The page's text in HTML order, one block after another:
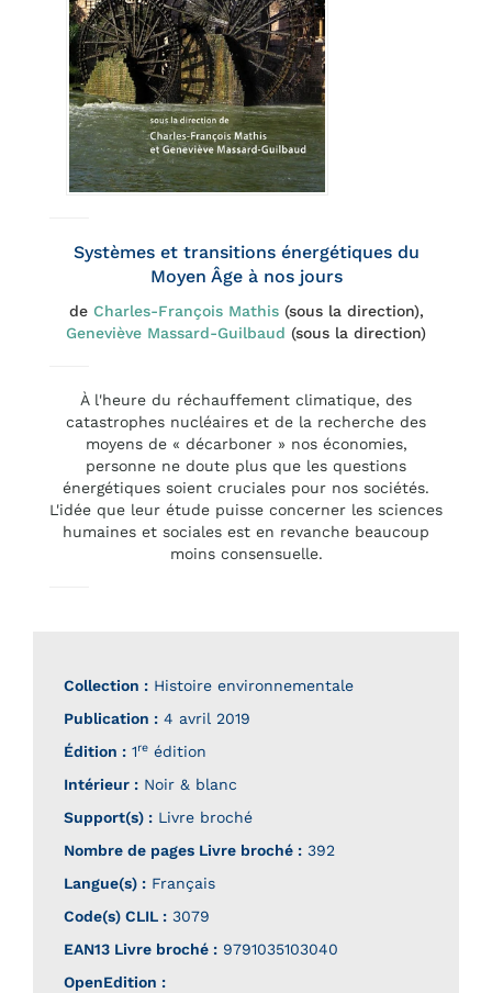
Systèmes et transitions énergétiques du
Moyen Âge à nos jours
de Charles-François Mathis(sous la direction),
Geneviève Massard-Guilbaud (sous la direction)
À l'heure du réchauffement climatique, des
catastrophes nucléaires et de la recherche des
moyens de « décarboner » nos économies,
personne ne doute plus que les questions
énergétiques soient cruciales pour nos sociétés.
L'idée que leur étude puisse concerner les sciences
humaines et sociales est en revanche beaucoup
moins consensuelle.
Collection : Histoire environnementale
Publication : 4 avril 2019
Édition : 1re édition
Intérieur : Noir & blanc
Support(s) : Livre broché
Nombre de pages Livre broché : 392
Langue(s) : Français
Code(s) CLIL : 3079
EAN13 Livre broché : 9791035103040
OpenEdition :